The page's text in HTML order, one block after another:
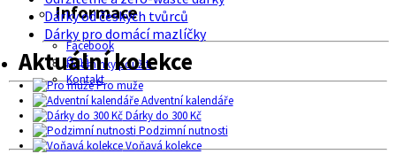
Informace
Facebook
O nás
Podmínky použití
Kontakt
Dárky od českých tvůrců
Dárky pro domácí mazlíčky
Aktuální kolekce
Pro muže
Adventní kalendáře
Dárky do 300 Kč
Podzimní nutnosti
Voňavá kolekce